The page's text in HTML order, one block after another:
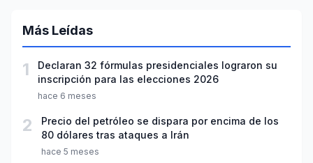
Más Leídas
1
Declaran 32 fórmulas presidenciales lograron su
inscripción para las elecciones 2026
hace 6 meses
2
Precio del petróleo se dispara por encima de los
80 dólares tras ataques a Irán
hace 5 meses